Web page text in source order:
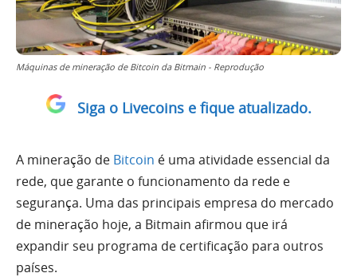
Máquinas de mineração de Bitcoin da Bitmain - Reprodução
Siga o Livecoins e fique atualizado.
A mineração de Bitcoin é uma atividade essencial da
rede, que garante o funcionamento da rede e
segurança. Uma das principais empresa do mercado
de mineração hoje, a Bitmain afirmou que irá
expandir seu programa de certificação para outros
países.